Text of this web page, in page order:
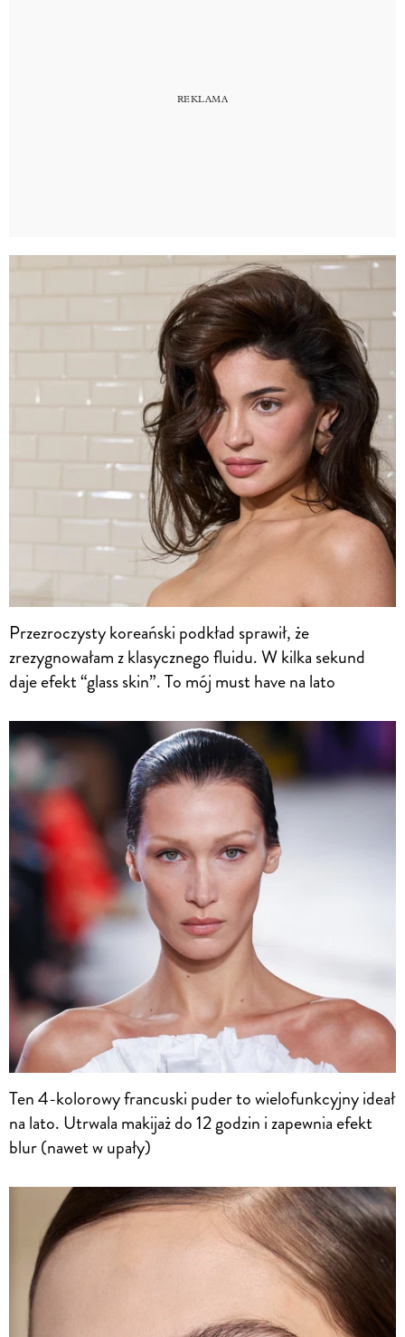
Przezroczysty koreański podkład sprawił, że
zrezygnowałam z klasycznego fluidu. W kilka sekund
daje efekt “glass skin”. To mój must have na lato
Ten 4-kolorowy francuski puder to wielofunkcyjny ideał
na lato. Utrwala makijaż do 12 godzin i zapewnia efekt
blur (nawet w upały)